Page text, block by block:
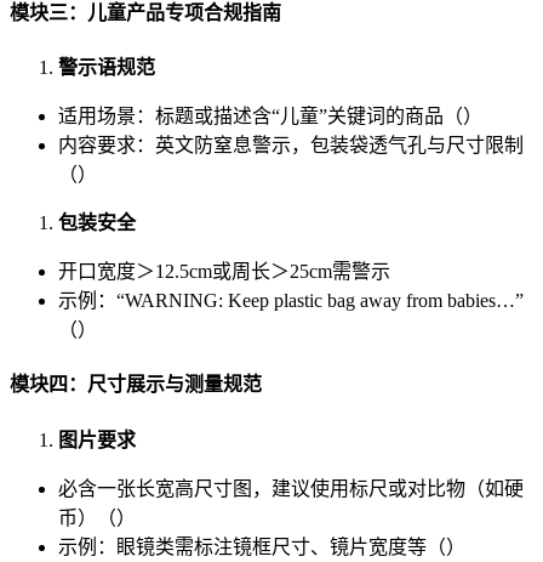
模块三：儿童产品专项合规指南
警示语规范
适用场景：标题或描述含“儿童”关键词的商品（）
内容要求：英文防窒息警示，包装袋透气孔与尺寸限制
（）
包装安全
开口宽度＞12.5cm或周长＞25cm需警示
示例：“WARNING: Keep plastic bag away from babies…”
（）
模块四：尺寸展示与测量规范
图片要求
必含一张长宽高尺寸图，建议使用标尺或对比物（如硬
币）（）
示例：眼镜类需标注镜框尺寸、镜片宽度等（）